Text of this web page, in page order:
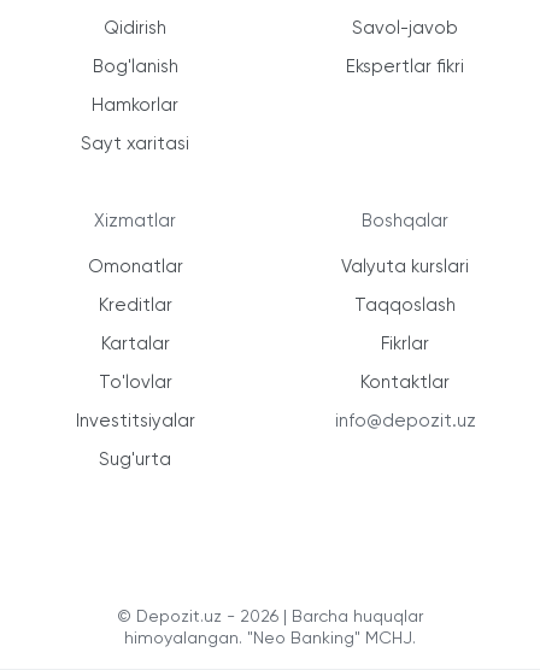
Qidirish
Bog'lanish
Hamkorlar
Sayt xaritasi
Xizmatlar
Omonatlar
Kreditlar
Kartalar
To'lovlar
Investitsiyalar
Sug'urta
Savol-javob
Ekspertlar fikri
Boshqalar
Valyuta kurslari
Taqqoslash
Fikrlar
Kontaktlar
info@depozit.uz
© Depozit.uz - 2026 | Barcha huquqlar
himoyalangan. "Neo Banking" MCHJ.